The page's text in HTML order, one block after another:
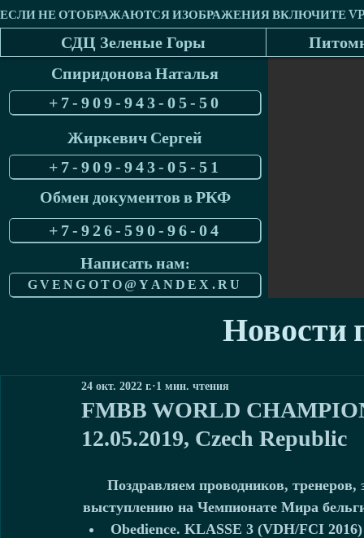
СДЦ Зеленые Горы
Спиридонова Наталья
+7-909-943-05-50
Жиркевич Сергей
+7-909-943-05-51
Обмен документов в РКФ
+7-926-590-96-04
Написать нам:
GVENGOTO@YANDEX.RU
Новости
FMBB WORLD
12.05.2019, Czech Republic
24 окт. 2022 г. 1 мин. чтения
Поздравляем проводников,
выступлению на Чемпионате Мира
Obedience. KLASSE 3 (VDH/FCI